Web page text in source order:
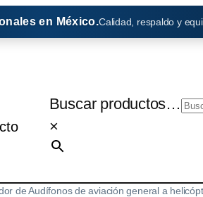
en México.Calidad, respaldo y
Buscar productos…
×
de Audífonos de aviación general a